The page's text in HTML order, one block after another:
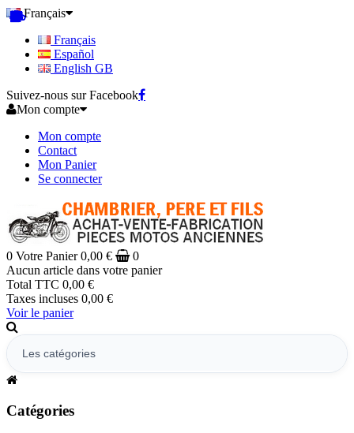
Français
Français
Español
English GB
Suivez-nous sur Facebook
Mon compte
Mon compte
Contact
Mon Panier
Se connecter
0 Votre Panier 0,00 €
0
Aucun article dans votre panier
Total TTC 0,00 €
Taxes incluses 0,00 €
Voir le panier
Catégories